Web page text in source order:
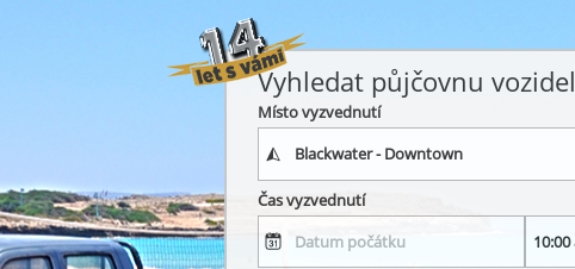
Vyhledat půjčovnu vozidel
Místo vyzvednutí
Čas vyzvednutí